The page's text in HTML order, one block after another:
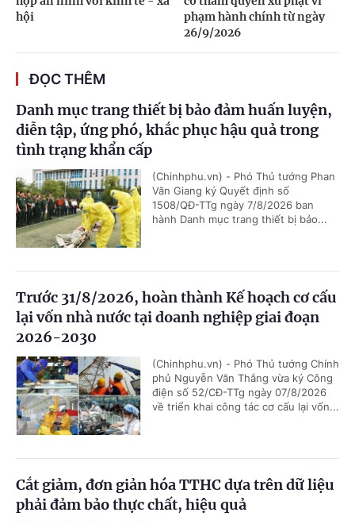
hội
phạm hành chính từ ngày
26/9/2026
ĐỌC THÊM
Danh mục trang thiết bị bảo đảm huấn luyện,
diễn tập, ứng phó, khắc phục hậu quả trong
tình trạng khẩn cấp
(Chinhphu.vn) - Phó Thủ tướng Phan
Văn Giang ký Quyết định số
1508/QĐ-TTg ngày 7/8/2026 ban
hành Danh mục trang thiết bị bảo...
Trước 31/8/2026, hoàn thành Kế hoạch cơ cấu
lại vốn nhà nước tại doanh nghiệp giai đoạn
2026-2030
(Chinhphu.vn) - Phó Thủ tướng Chính
phủ Nguyễn Văn Thắng vừa ký Công
điện số 52/CĐ-TTg ngày 07/8/2026
về triển khai công tác cơ cấu lại vốn...
Cắt giảm, đơn giản hóa TTHC dựa trên dữ liệu
phải đảm bảo thực chất, hiệu quả